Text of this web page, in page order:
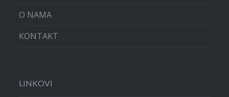
O NAMA
KONTAKT
LINKOVI